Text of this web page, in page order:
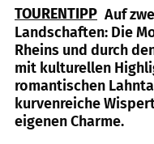
TOURENTIPP Auf
Landschaften: Die
Rheins und durch
mit kulturellen
romantischen
kurvenreiche
eigenen Charme.